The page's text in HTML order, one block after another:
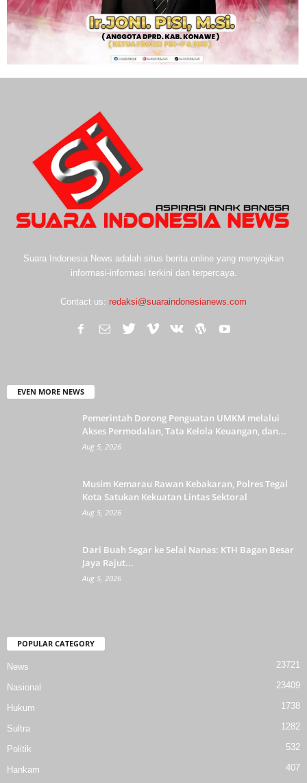
Suara Indonesia News adalah situs berita online yang menyajikan
informasi-informasi terkini dan terpercaya.
Contact us: redaksi@suaraindonesianews.com
EVEN MORE NEWS
Pemerintah Dorong Penguatan UMKM melalui
Akses Permodalan, Tata Kelola Keuangan, dan...
Aug 5, 2026
Musim Kemarau Rawan Kebakaran, Polres Tegal
Kota Satukan Kekuatan Lintas Sektoral
Aug 5, 2026
Dari Buah Segar ke Selai Nanas: KTH Bagan Besar
Jaya Rajut...
Aug 5, 2026
POPULAR CATEGORY
News 23721
Nasional 23409
Hukum 1738
Sultra 1282
Politik 532
Hankam 407